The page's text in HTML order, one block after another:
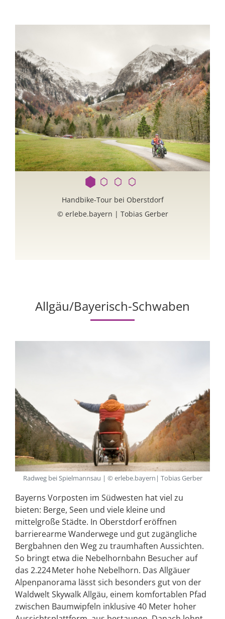
Handbike-Tour bei Oberstdorf
© erlebe.bayern | Tobias Gerber
Allgäu/Bayerisch-Schwaben
Bayerns Vorposten im Südwesten hat viel zu
bieten: Berge, Seen und viele kleine und
mittelgroße Städte. In Oberstdorf eröffnen
barrierearme Wanderwege und gut zugängliche
Bergbahnen den Weg zu traumhaften Aussichten.
So bringt etwa die Nebelhornbahn Besucher auf
das 2.224 Meter hohe Nebelhorn. Das Allgäuer
Alpenpanorama lässt sich besonders gut von der
Waldwelt Skywalk Allgäu, einem komfortablen Pfad
zwischen Baumwipfeln inklusive 40 Meter hoher
Radweg bei Spielmannsau | © erlebe.bayern| Tobias Gerber